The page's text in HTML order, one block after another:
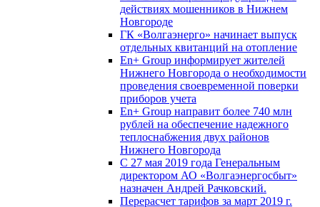
действиях мошенников в Нижнем
Новгороде
ГК «Волгаэнерго» начинает выпуск
отдельных квитанций на отопление
En+ Group информирует жителей
Нижнего Новгорода о необходимости
проведения своевременной поверки
приборов учета
En+ Group направит более 740 млн
рублей на обеспечение надежного
теплоснабжения двух районов
Нижнего Новгорода
С 27 мая 2019 года Генеральным
директором АО «Волгаэнергосбыт»
назначен Андрей Рачковский.
Перерасчет тарифов за март 2019 г.